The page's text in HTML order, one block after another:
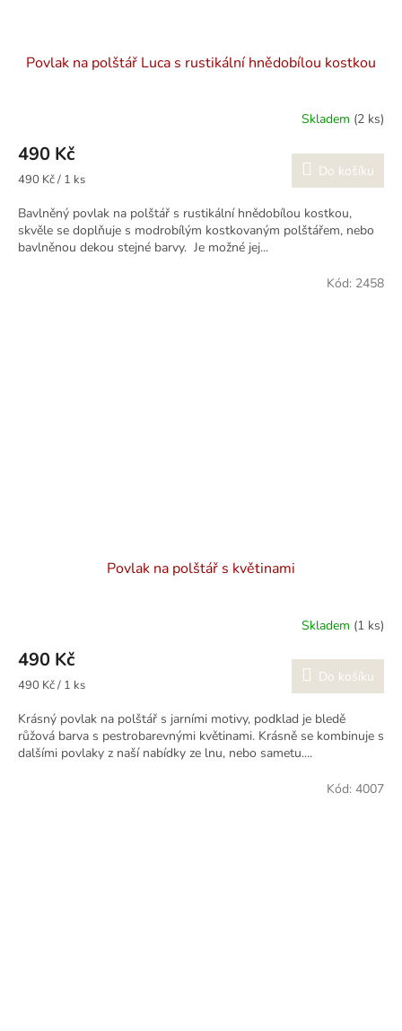
Povlak na polštář Luca s rustikální hnědobílou kostkou
Skladem (2 ks)
490 Kč
Měrná
490 Kč / 1 ks Do košíku
Bavlněný povlak na polštář s rustikální hnědobílou kostkou,
skvěle se doplňuje s modrobílým kostkovaným polštářem, nebo
bavlněnou dekou stejné barvy. Je možné jej...
Povlak na polštář s květinami
Skladem (1 ks)
490 Kč
Měrná
490 Kč / 1 ks Do košíku
Krásný povlak na polštář s jarními motivy, podklad je bledě
růžová barva s pestrobarevnými květinami. Krásně se kombinuje s
dalšími povlaky z naší nabídky ze lnu, nebo sametu....
Kód: 2458
Kód: 4007